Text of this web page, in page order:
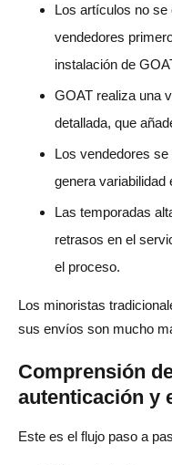
Los artículos no se
vendedores
instalación de
GOAT realiza una
detallada, que
Los vendedores
genera variabilidad
Las temporadas
retrasos en el
el proceso.
Los minoristas
sus envíos son mucho
Comprensión
autenticación y
Este es el flujo paso a